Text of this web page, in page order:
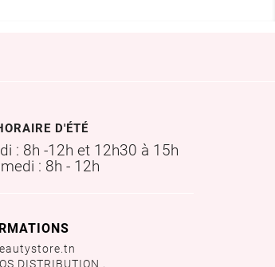
D'ÉTÉ
: 8h -12h et 12h30 à 15h
: 8h - 12h
DISTRIBUTION ,